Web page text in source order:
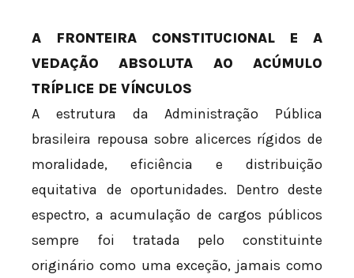
A FRONTEIRA CONSTITUCIONAL E A
VEDAÇÃO ABSOLUTA AO ACÚMULO
TRÍPLICE DE VÍNCULOS
A estrutura da Administração Pública
brasileira repousa sobre alicerces rígidos de
moralidade, eficiência e distribuição
equitativa de oportunidades. Dentro deste
espectro, a acumulação de cargos públicos
sempre foi tratada pelo constituinte
originário como uma exceção, jamais como